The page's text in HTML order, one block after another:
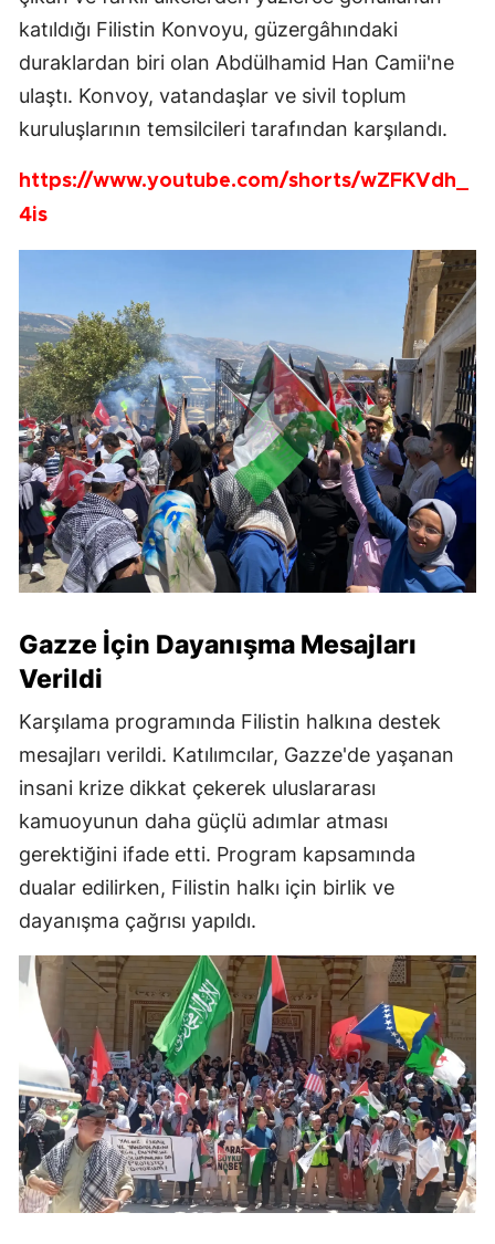
katıldığı Filistin Konvoyu, güzergâhındaki
duraklardan biri olan Abdülhamid Han Camii'ne
ulaştı. Konvoy, vatandaşlar ve sivil toplum
kuruluşlarının temsilcileri tarafından karşılandı.
https://www.youtube.com/shorts/wZFKVdh_
4is
Gazze İçin Dayanışma Mesajları
Verildi
Karşılama programında Filistin halkına destek
mesajları verildi. Katılımcılar, Gazze'de yaşanan
insani krize dikkat çekerek uluslararası
kamuoyunun daha güçlü adımlar atması
gerektiğini ifade etti. Program kapsamında
dualar edilirken, Filistin halkı için birlik ve
dayanışma çağrısı yapıldı.